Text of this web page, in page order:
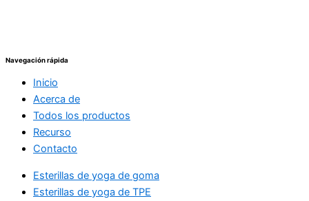
Navegación rápida
Inicio
Acerca de
Todos los productos
Recurso
Contacto
Esterillas de yoga de goma
Esterillas de yoga de TPE